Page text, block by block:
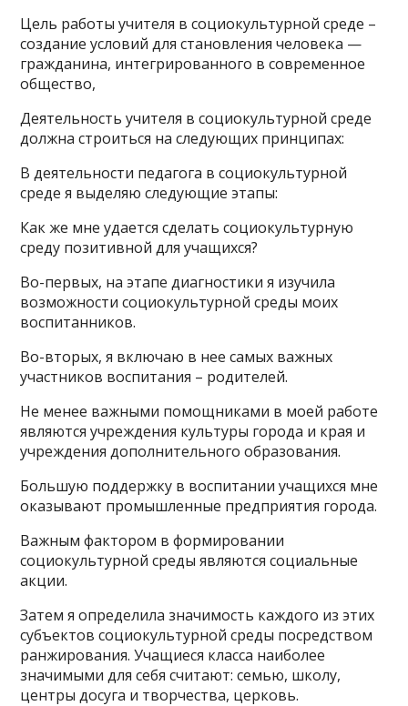
Цель работы учителя в социокультурной среде –
создание условий для становления человека —
гражданина, интегрированного в современное
общество,
Деятельность учителя в социокультурной среде
должна строиться на следующих принципах:
В деятельности педагога в социокультурной
среде я выделяю следующие этапы:
Как же мне удается сделать социокультурную
среду позитивной для учащихся?
Во-первых, на этапе диагностики я изучила
возможности социокультурной среды моих
воспитанников.
Во-вторых, я включаю в нее самых важных
участников воспитания – родителей.
Не менее важными помощниками в моей работе
являются учреждения культуры города и края и
учреждения дополнительного образования.
Большую поддержку в воспитании учащихся мне
оказывают промышленные предприятия города.
Важным фактором в формировании
социокультурной среды являются социальные
акции.
Затем я определила значимость каждого из этих
субъектов социокультурной среды посредством
ранжирования. Учащиеся класса наиболее
значимыми для себя считают: семью, школу,
центры досуга и творчества, церковь.